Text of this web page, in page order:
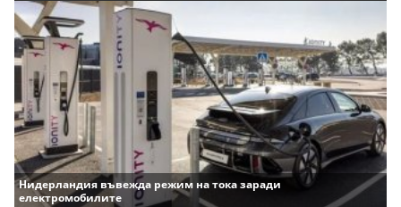
Нидерландия въвежда режим на тока заради
електромобилите